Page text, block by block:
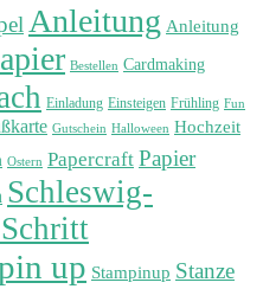
Anleitung Anleitung
Bestellen Cardmaking
Einladung Einsteigen Frühling Fun
Gutschein Halloween Hochzeit
Ostern Papercraft Papier
Schleswig-
up Stampinup Stanze